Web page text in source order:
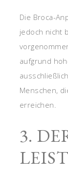
Die Broca-
jedoch nicht
aufgrund
Menschen,
erreichen.
3.